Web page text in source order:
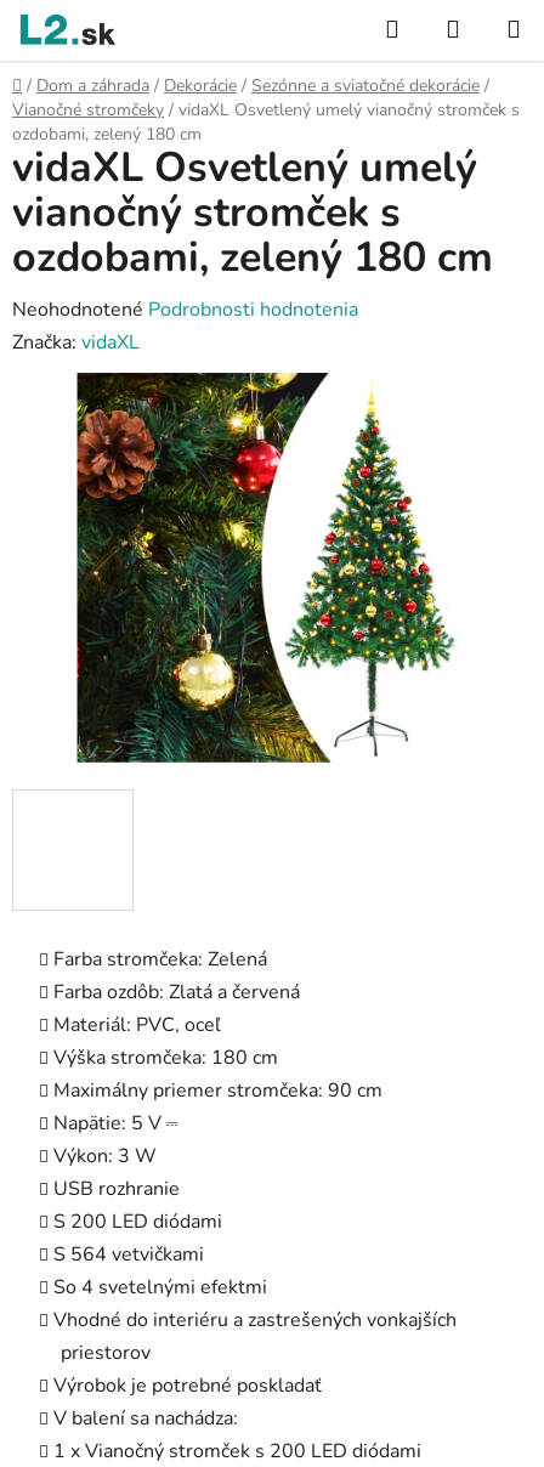
Prejsť
obsah
Hľadať
KOŠÍK
Domov
/ Dom a záhrada / Dekorácie / Sezónne a sviatočné dekorácie /
Vianočné stromčeky / vidaXL Osvetlený umelý vianočný stromček s
ozdobami, zelený 180 cm
Farba stromčeka: Zelená
Farba ozdôb: Zlatá a červená
Materiál: PVC, oceľ
Výška stromčeka: 180 cm
Maximálny priemer stromčeka: 90 cm
Napätie: 5 V ⎓
Výkon: 3 W
USB rozhranie
S 200 LED diódami
S 564 vetvičkami
So 4 svetelnými efektmi
Vhodné do interiéru a zastrešených vonkajších
priestorov
Výrobok je potrebné poskladať
V balení sa nachádza:
1 x Vianočný stromček s 200 LED diódami
vidaXL Osvetlený umelý
vianočný stromček s
ozdobami, zelený 180 cm
Priemerné
hodnotenie
produktu
hviezdičiek.
Neohodnotené Podrobnosti hodnotenia
Značka: vidaXL